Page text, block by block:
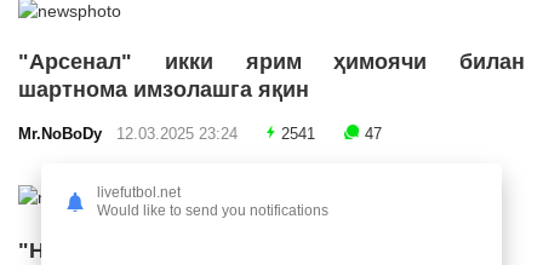
"Арсенал" икки ярим ҳимоячи билан
шартнома имзолашга яқин
Mr.NoBoDy 12.03.2025 23:24 2541 47
"Нефтчи" тақдимот маросими ўтказди
livefutbol.net
Would like to send you notifications